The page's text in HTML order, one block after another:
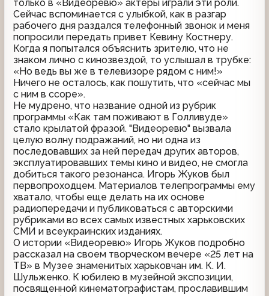
только в «Видеоревю» актеры играли эти роли.
Сейчас вспоминается с улыбкой, как в разгар
рабочего дня раздался телефонный звонок и меня
попросили передать привет Кевину Костнеру.
Когда я попытался объяснить зрителю, что не
знаком лично с кинозвездой, то услышал в трубке:
«Но ведь вы же в телевизоре рядом с ним!»
Ничего не осталось, как пошутить, что «сейчас мы
с ним в ссоре».
Не мудрено, что название одной из рубрик
программы «Как там поживают в Голливуде»
стало крылатой фразой. "Видеоревю" вызвала
целую волну подражаний, но ни одна из
последовавших за ней передач других авторов,
эксплуатировавших темы кино и видео, не смогла
добиться такого резонанса. Игорь Жуков был
первопроходцем. Материалов телепрограммы ему
хватало, чтобы еще делать на их основе
радиопередачи и публиковаться с авторскими
рубриками во всех самых известных харьковских
СМИ и всеукраинских изданиях.
О истории «Видеоревю» Игорь Жуков подробно
рассказал на своем творческом вечере «25 лет на
ТВ» в Музее знаменитых харьковчан им. К. И.
Шульженко. К юбилею в музейной экспозиции,
посвященной кинематографистам, прославившим